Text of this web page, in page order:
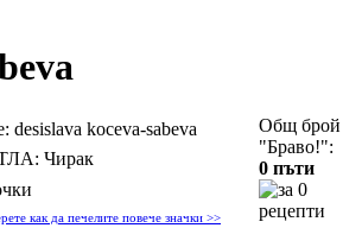
desislava koceva-sabeva
Чирак
как да печелите повече значки >>
Общ брой
"Браво!":
0 пъти
за 0
рецепти